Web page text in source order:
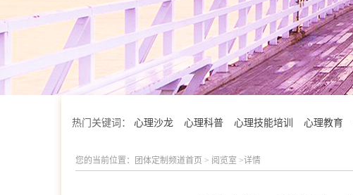
热门关键词： 心理沙龙 心理科普 心理技能培训 心理教育
您的当前位置： 团体定制频道首页 > 阅览室 >详情